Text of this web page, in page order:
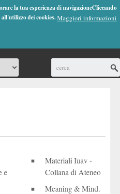
la tua esperienza di navigazioneCliccando
dei cookies.Maggiori informazioni
(0)
e
Materiali Iuav -
Collana di Ateneo
Meaning & Mind.